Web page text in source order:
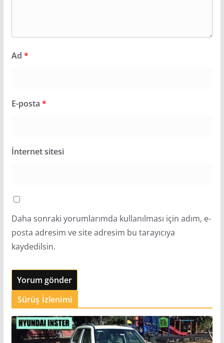
Ad *
E-posta *
İnternet sitesi
Daha sonraki yorumlarımda kullanılması için adım, e-
posta adresim ve site adresim bu tarayıcıya
kaydedilsin.
Sürüş İzlenimi